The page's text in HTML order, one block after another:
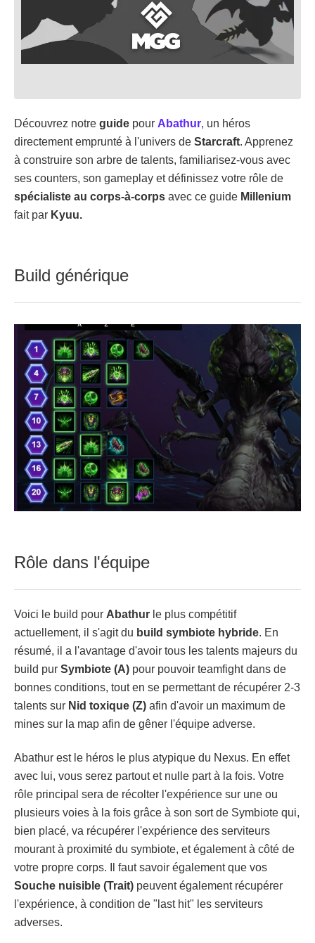
Découvrez notre guide pour Abathur, un héros
directement emprunté à l'univers de Starcraft. Apprenez
à construire son arbre de talents, familiarisez-vous avec
ses counters, son gameplay et définissez votre rôle de
spécialiste au corps-à-corps avec ce guide Millenium
fait par Kyuu.
Build générique
Rôle dans l'équipe
Voici le build pour Abathur le plus compétitif
actuellement, il s'agit du build symbiote hybride. En
résumé, il a l'avantage d'avoir tous les talents majeurs du
build pur Symbiote (A) pour pouvoir teamfight dans de
bonnes conditions, tout en se permettant de récupérer 2-3
talents sur Nid toxique (Z) afin d'avoir un maximum de
mines sur la map afin de gêner l'équipe adverse.
Abathur est le héros le plus atypique du Nexus. En effet
avec lui, vous serez partout et nulle part à la fois. Votre
rôle principal sera de récolter l'expérience sur une ou
plusieurs voies à la fois grâce à son sort de Symbiote qui,
bien placé, va récupérer l'expérience des serviteurs
mourant à proximité du symbiote, et également à côté de
votre propre corps. Il faut savoir également que vos
Souche nuisible (Trait) peuvent également récupérer
l'expérience, à condition de "last hit" les serviteurs
adverses.